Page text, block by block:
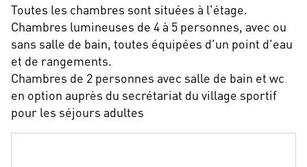
Toutes les chambres sont situées à l'étage.
Chambres lumineuses de 4 à 5 personnes, avec ou
sans salle de bain, toutes équipées d'un point d'eau
et de rangements.
Chambres de 2 personnes avec salle de bain et wc
en option auprès du secrétariat du village sportif
pour les séjours adultes